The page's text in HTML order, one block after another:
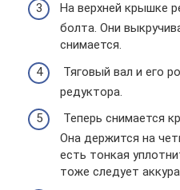
На верхней крышке
болта. Они
снимается.
Тяговый вал и его
редуктора.
Теперь снимается
Она держится на
есть тонкая
тоже следует